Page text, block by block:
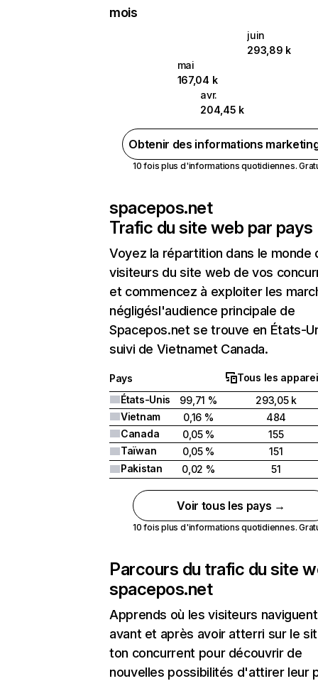
mois
juin
293,89 k
mai
167,04 k
avr.
204,45 k
Obtenir des informations
10 fois plus d'informations quotidiennes.
spacepos.net
Trafic du site web par pays
Voyez la répartition dans le monde
visiteurs du site web de vos
et commencez à exploiter les
négligésl'audience principale de
Spacepos.net se trouve en États-
suivi de Vietnamet Canada.
Pays
Tous les
États-Unis
99,71 %
293,05 k
Vietnam
0,16 %
484
Canada
0,05 %
155
Taïwan
0,05 %
151
Pakistan
0,02 % 51
Voir tous les pays →
10 fois plus d'informations quotidiennes.
Parcours du trafic du site
spacepos.net
Apprends où les visiteurs naviguent
avant et après avoir atterri sur le
ton concurrent pour découvrir de
nouvelles possibilités d'attirer leur